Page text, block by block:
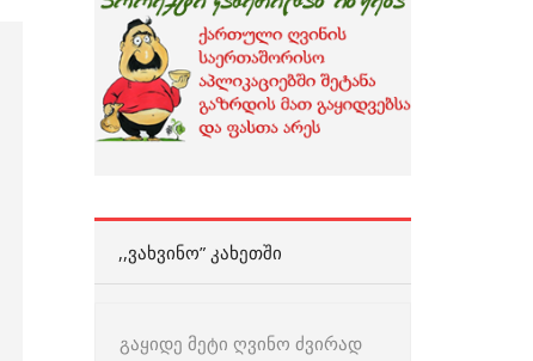
,,ᲕᲐᲮᲕᲘᲜᲝ” ᲙᲐᲮᲔᲗᲨᲘ
გაყიდე მეტი ღვინო ძვირად